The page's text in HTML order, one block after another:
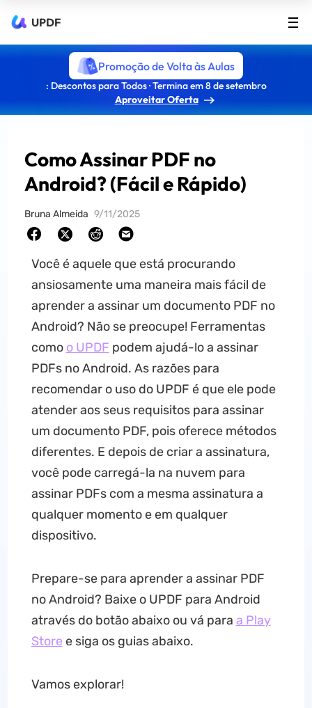
UPDF
Promoção de Volta às Aulas
: Descontos para Todos · Termina em 8 de setembro
Aproveitar Oferta
Como Assinar PDF no
Android? (Fácil e Rápido)
Bruna Almeida 9/11/2025
Você é aquele que está procurando
ansiosamente uma maneira mais fácil de
aprender a assinar um documento PDF no
Android? Não se preocupe! Ferramentas
como o UPDF podem ajudá-lo a assinar
PDFs no Android. As razões para
recomendar o uso do UPDF é que ele pode
atender aos seus requisitos para assinar
um documento PDF, pois oferece métodos
diferentes. E depois de criar a assinatura,
você pode carregá-la na nuvem para
assinar PDFs com a mesma assinatura a
qualquer momento e em qualquer
dispositivo.
Prepare-se para aprender a assinar PDF
no Android? Baixe o UPDF para Android
através do botão abaixo ou vá para a Play
Store e siga os guias abaixo.
Vamos explorar!